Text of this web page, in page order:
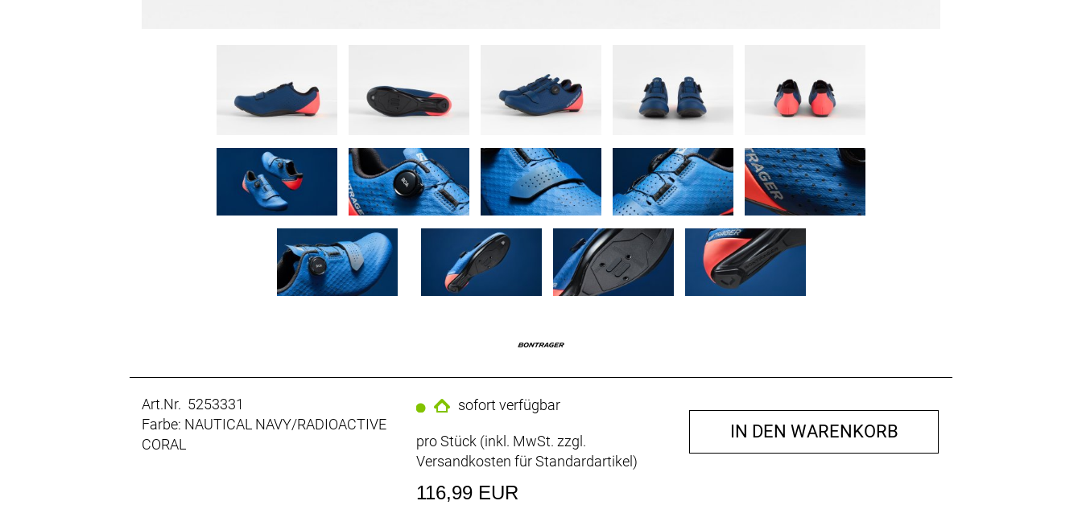
Art.Nr. 5253331
Farbe: NAUTICAL NAVY/RADIOACTIVE
CORAL
sofort verfügbar
pro Stück (inkl. MwSt. zzgl.
Versandkosten für Standardartikel)
116,99 EUR
IN DEN WARENKORB